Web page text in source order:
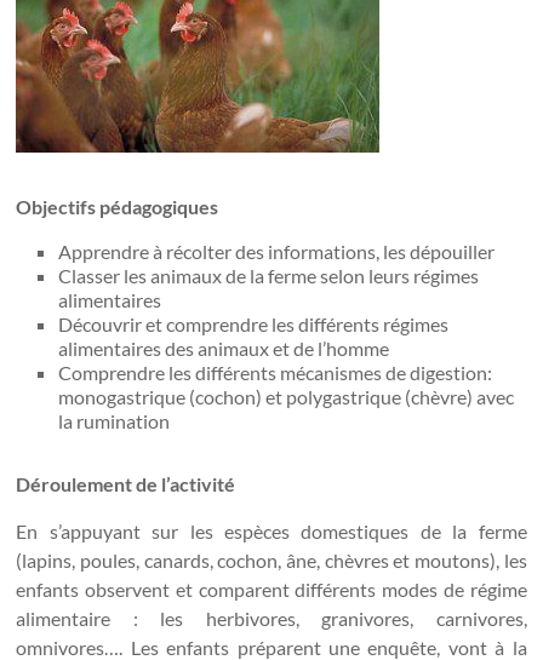
Objectifs pédagogiques
Apprendre à récolter des informations, les dépouiller
Classer les animaux de la ferme selon leurs régimes
alimentaires
Découvrir et comprendre les différents régimes
alimentaires des animaux et de l’homme
Comprendre les différents mécanismes de digestion:
monogastrique (cochon) et polygastrique (chèvre) avec
la rumination
Déroulement de l’activité
En s’appuyant sur les espèces domestiques de la ferme
(lapins, poules, canards, cochon, âne, chèvres et moutons), les
enfants observent et comparent différents modes de régime
alimentaire : les herbivores, granivores, carnivores,
omnivores…. Les enfants préparent une enquête, vont à la